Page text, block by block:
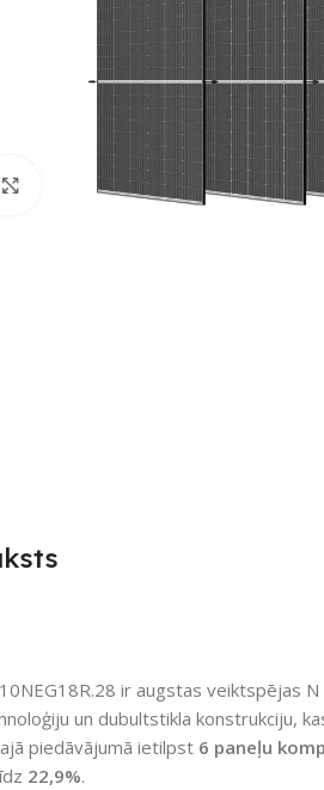
Noklikšķiniet, lai palielinātu
ir augstas veiktspējas
un dubultstikla konstrukciju,
piedāvājumā ietilpst 6 paneļu
22,9%.